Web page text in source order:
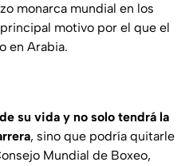
monarca mundial en los
motivo por el que el
en Arabia.
su vida y no solo tendrá la
, sino que podría quitarle
Mundial de Boxeo,